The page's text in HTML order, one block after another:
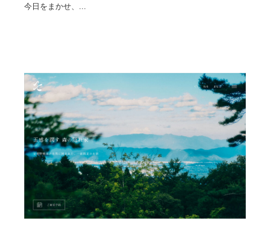
今日をまかせ、...